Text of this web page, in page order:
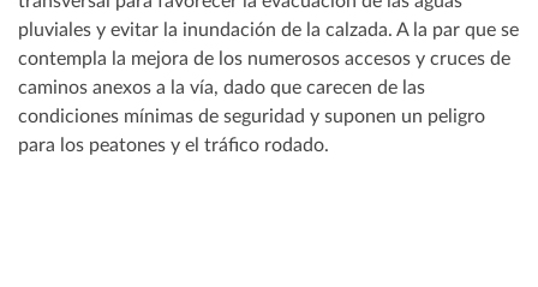
pluviales y evitar la inundación de la calzada. A la par que se
contempla la mejora de los numerosos accesos y cruces de
caminos anexos a la vía, dado que carecen de las
condiciones mínimas de seguridad y suponen un peligro
para los peatones y el tráfico rodado.